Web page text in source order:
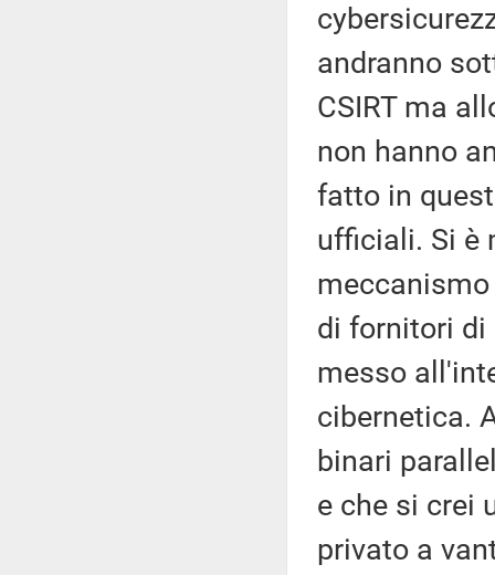
andranno
CSIRT ma
non hanno
fatto in
ufficiali. Si è
di fornitori di
messo
cibernetica.
binari
e che si crei
privato a